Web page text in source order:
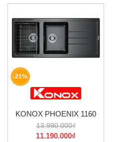
-21%
KONOX PHOENIX 1160
13.990.000₫
11.190.000₫